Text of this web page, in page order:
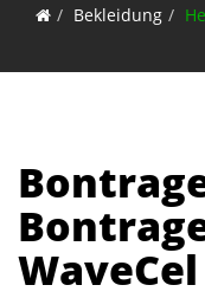
Bekleidung